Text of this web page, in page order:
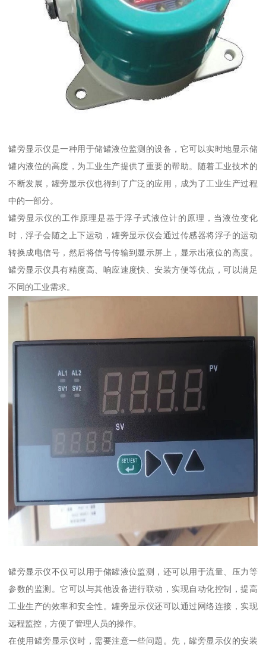
罐旁显示仪是一种用于储罐液位监测的设备，它可以实时地显示储
罐内液位的高度，为工业生产提供了重要的帮助。随着工业技术的
不断发展，罐旁显示仪也得到了广泛的应用，成为了工业生产过程
中的一部分。
罐旁显示仪的工作原理是基于浮子式液位计的原理，当液位变化
时，浮子会随之上下运动，罐旁显示仪会通过传感器将浮子的运动
转换成电信号，然后将信号传输到显示屏上，显示出液位的高度。
罐旁显示仪具有精度高、响应速度快、安装方便等优点，可以满足
不同的工业需求。
罐旁显示仪不仅可以用于储罐液位监测，还可以用于流量、压力等
参数的监测。它可以与其他设备进行联动，实现自动化控制，提高
工业生产的效率和安全性。罐旁显示仪还可以通过网络连接，实现
远程监控，方便了管理人员的操作。
在使用罐旁显示仪时，需要注意一些问题。先，罐旁显示仪的安装